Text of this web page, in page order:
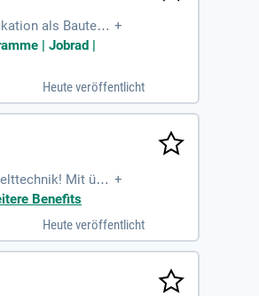
als Bautech +
| Jobrad |
Heute veröffentlicht
Mit übe
die Möglichkeit,
900 Mitarbeit
Bewerben
+
Benefits
Heute veröffentlicht